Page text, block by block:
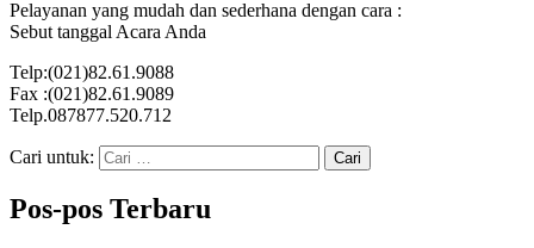
Pelayanan yang mudah dan sederhana dengan cara :
Sebut tanggal Acara Anda
Telp:(021)82.61.9088
Fax :(021)82.61.9089
Telp.087877.520.712
Cari untuk:
Pos-pos Terbaru